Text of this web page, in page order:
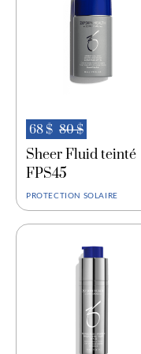
disodique
de Citrus Paradisi
diméthiconol,
acide benzoïque,
phénoxyéthanol,
68 $ 80 $
Sheer Fluid teinté
FPS45
PROTECTION SOLAIRE